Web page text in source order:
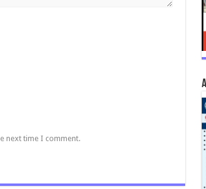
next time I comment.